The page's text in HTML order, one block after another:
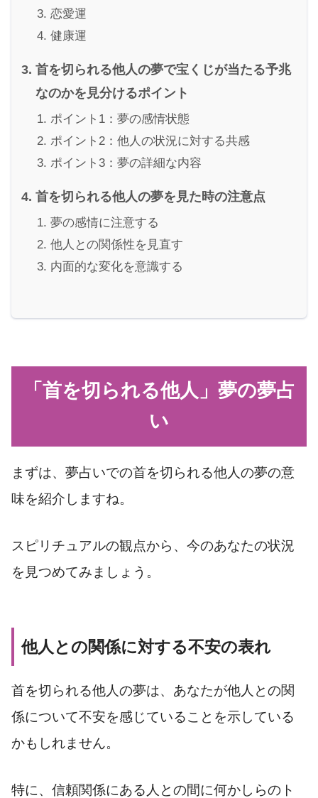
恋愛運
健康運
首を切られる他人の夢で宝くじが当たる予兆
なのかを見分けるポイント
ポイント1：夢の感情状態
ポイント2：他人の状況に対する共感
ポイント3：夢の詳細な内容
首を切られる他人の夢を見た時の注意点
夢の感情に注意する
他人との関係性を見直す
内面的な変化を意識する
「首を切られる他人」夢の夢占
い
まずは、夢占いでの首を切られる他人の夢の意
味を紹介しますね。
スピリチュアルの観点から、今のあなたの状況
を見つめてみましょう。
他人との関係に対する不安の表れ
首を切られる他人の夢は、あなたが他人との関
係について不安を感じていることを示している
かもしれません。
特に、信頼関係にある人との間に何かしらのト